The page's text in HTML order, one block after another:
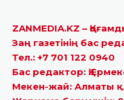
ZANMEDIA.KZ –
Заң газетінің бас
Тел.: +7 701 122 0940
Бас редактор:
Мекен-жай: Алматы